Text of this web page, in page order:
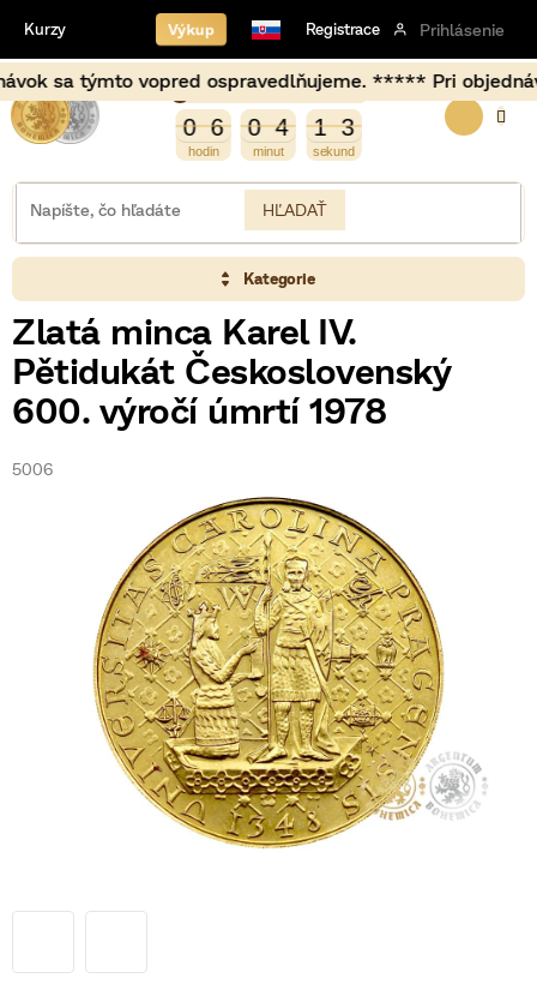
obsah
ospravedlňujeme. ***** Pri
Výkup Registrace Prihlásenie
Kurzy
Burza opět otevírá za
0
0 6
6 0
0 4
4 1
1 2
3
2
4
3
HĽADAŤ
Kategorie
Zlatá minca Karel IV.
Pětidukát Československý
600. výročí úmrtí 1978
5006